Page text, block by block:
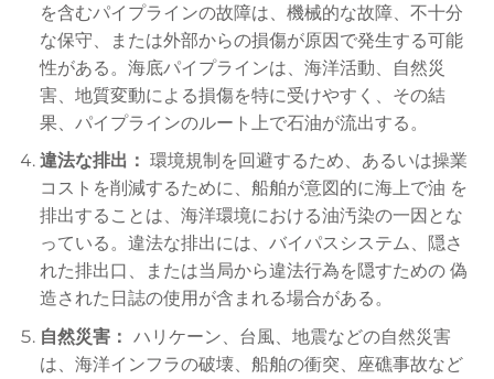
を含むパイプラインの故障は、機械的な故障、不十分
な保守、または外部からの損傷が原因で発生する可能
性がある。海底パイプラインは、海洋活動、自然災
害、地質変動による損傷を特に受けやすく、その結
果、パイプラインのルート上で石油が流出する。
違法な排出： 環境規制を回避するため、あるいは操業
コストを削減するために、船舶が意図的に海上で油 を
排出することは、海洋環境における油汚染の一因とな
っている。違法な排出には、バイパスシステム、隠さ
れた排出口、または当局から違法行為を隠すための 偽
造された日誌の使用が含まれる場合がある。
自然災害： ハリケーン、台風、地震などの自然災害
は、海洋インフラの破壊、船舶の衝突、座礁事故など